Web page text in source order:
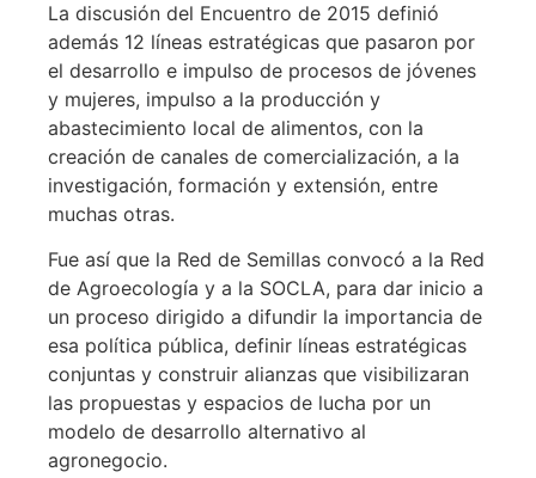
La discusión del Encuentro de 2015 definió
además 12 líneas estratégicas que pasaron por
el desarrollo e impulso de procesos de jóvenes
y mujeres, impulso a la producción y
abastecimiento local de alimentos, con la
creación de canales de comercialización, a la
investigación, formación y extensión, entre
muchas otras.
Fue así que la Red de Semillas convocó a la Red
de Agroecología y a la SOCLA, para dar inicio a
un proceso dirigido a difundir la importancia de
esa política pública, definir líneas estratégicas
conjuntas y construir alianzas que visibilizaran
las propuestas y espacios de lucha por un
modelo de desarrollo alternativo al
agronegocio.